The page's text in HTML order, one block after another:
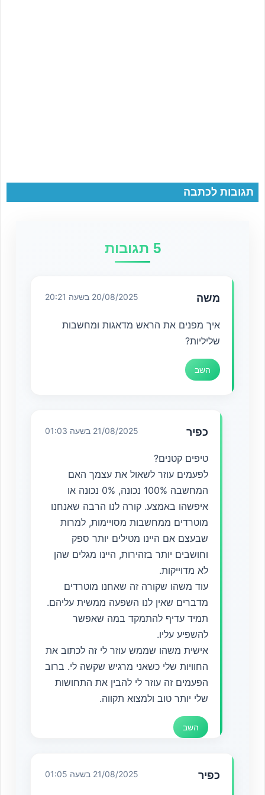
תגובות לכתבה
5 תגובות
משה 20/08/2025 בשעה 20:21
איך מפנים את הראש מדאגות ומחשבות
שליליות?
השב
כפיר 21/08/2025 בשעה 01:03
טיפים קטנים?
לפעמים עוזר לשאול את עצמך האם
המחשבה 100% נכונה, 0% נכונה או
איפשהו באמצע. קורה לנו הרבה שאנחנו
מוטרדים ממחשבות מסויימות, למרות
שבעצם אם היינו מטילים יותר ספק
וחושבים יותר בזהירות, היינו מגלים שהן
לא מדוייקות.
עוד משהו שקורה זה שאחנו מוטרדים
מדברים שאין לנו השפעה ממשית עליהם.
תמיד עדיף להתמקד במה שאפשר
להשפיע עליו.
אישית משהו שממש עוזר לי זה לכתוב את
החוויות שלי כשאני מרגיש שקשה לי. ברוב
הפעמים זה עוזר לי להבין את התחושות
שלי יותר טוב ולמצוא תקווה.
השב
כפיר 21/08/2025 בשעה 01:05